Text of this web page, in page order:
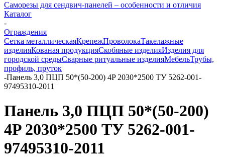
Саморезы для сендвич-панелей – особенности и отличия
Каталог
-
Ограждения
Сетка металлическаяКрепежПроволокаТакелажные
изделияКованая продукцияСкобяные изделияИзделия для
городской средыСварные ритуальные изделияМебельТрубы,
профиль, пруток
-Панель 3,0 ПЦП 50*(50-200) 4P 2030*2500 ТУ 5262-001-
97495310-2011
Панель 3,0 ПЦП 50*(50-200)
4P 2030*2500 ТУ 5262-001-
97495310-2011